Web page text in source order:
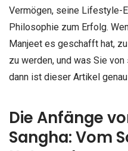
Vermögen, seine Lifestyle-
Philosophie zum Erfolg.
Manjeet es geschafft hat,
zu werden, und was Sie
dann ist dieser Artikel
Die Anfänge
Sangha: Vom